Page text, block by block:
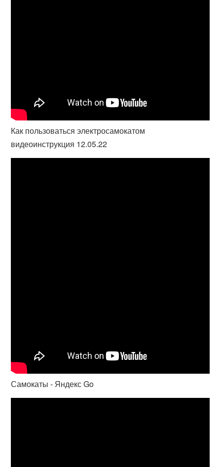
Как пользоваться электросамокатом
видеоинструкция 12.05.22
Самокаты - Яндекс Go